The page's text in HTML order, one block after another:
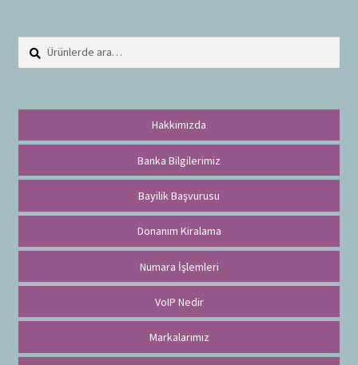
Ara:
Hakkımızda
Banka Bilgilerimiz
Bayilik Başvurusu
Donanım Kiralama
Numara İşlemleri
VoIP Nedir
Markalarımız